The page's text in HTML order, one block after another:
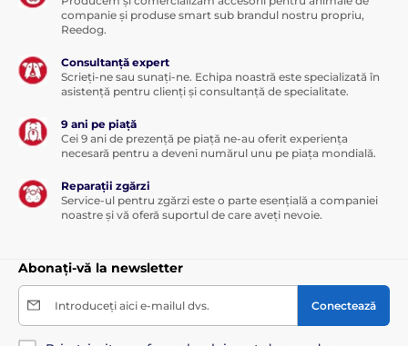
companie și produse smart sub brandul nostru propriu,
Reedog.
Consultanță expert
Scrieți-ne sau sunați-ne. Echipa noastră este specializată în
asistență pentru clienți și consultanță de specialitate.
9 ani pe piață
Cei 9 ani de prezență pe piață ne-au oferit experiența
necesară pentru a deveni numărul unu pe piața mondială.
Reparații zgărzi
Service-ul pentru zgărzi este o parte esențială a companiei
noastre și vă oferă suportul de care aveți nevoie.
Abonați-vă la newsletter
Introduceți aici e-mailul dvs. Conectează